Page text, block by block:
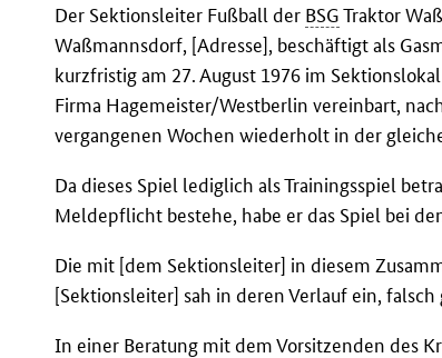
Der Sektionsleiter Fußball der BSGTraktor
Waßmannsdorf, [Adresse], beschäftigt als
kurzfristig am 27. August 1976 im
Firma Hagemeister/Westberlin vereinbart,
vergangenen Wochen wiederholt in der
Da dieses Spiel lediglich als Trainingsspiel
Meldepflicht bestehe, habe er das Spiel bei
Die mit [dem Sektionsleiter] in diesem
[Sektionsleiter] sah in deren Verlauf ein,
In einer Beratung mit dem Vorsitzenden des